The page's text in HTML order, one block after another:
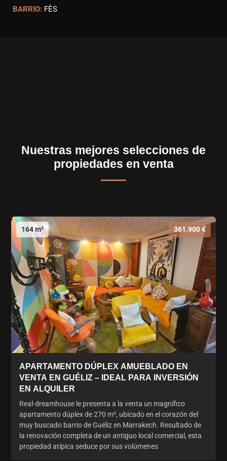
BARRIO: FÈS
Nuestras mejores selecciones de
propiedades en venta
164 m² 361.900 €
APARTAMENTO DÚPLEX AMUEBLADO EN
VENTA EN GUÉLIZ – IDEAL PARA INVERSIÓN
EN ALQUILER
Real-dreamhouse le presenta a la venta un magnífico
apartamento dúplex de 270 m², ubicado en el corazón del
muy buscado barrio de Guéliz en Marrakech. Resultado de
la renovación completa de un antiguo local comercial, esta
propiedad atípica seduce por sus volúmenes